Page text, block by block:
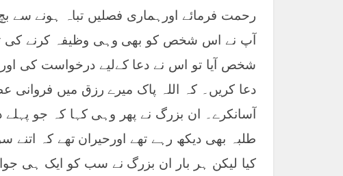
رحمت فرمائے اورہماری فصلیں تباہ ہونے سے
آپ نے اس شخص کو بھی وہی وظیفہ کرنے کی
شخص آیا تو اس نے دعا کےلیے درخواست کی
دعا کریں۔ کہ اللہ پاک میرے رزق میں فروانی
آسانکرے۔ ان بزرگ نے پھر وہی کہا کہ جو
طلبہ بھی دیکھ رہے تھے اورحیران تھے کہ اتنے
کیا لیکن ہر بار ان بزرگ نے سب کو ایک ہی